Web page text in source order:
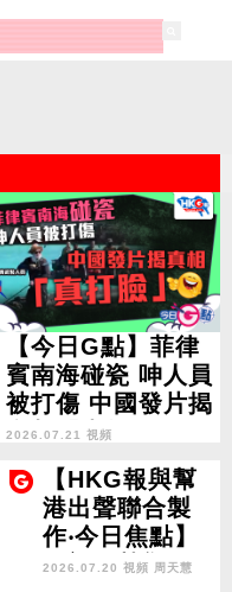
【今日G點】菲律
賓南海碰瓷 呻人員
被打傷 中國發片揭
實相「真打臉」
2026.07.21 視頻
【HKG報與幫
港出聲聯合製
作‧今日焦點】
伊朗攻勢剃眼
2026.07.20 視頻 周天慧